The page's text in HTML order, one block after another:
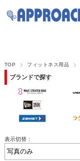
TOP フィットネス用品
ブランドで探す
表示切替：